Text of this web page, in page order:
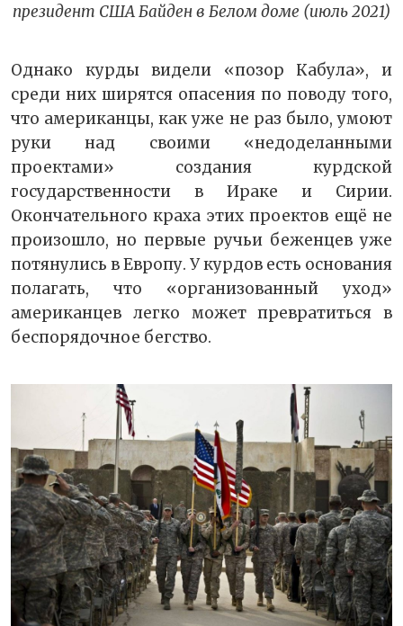
президент США Байден в Белом доме (июль 2021)
Однако курды видели «позор Кабула», и
среди них ширятся опасения по поводу того,
что американцы, как уже не раз было, умоют
руки над своими «недоделанными
проектами» создания курдской
государственности в Ираке и Сирии.
Окончательного краха этих проектов ещё не
произошло, но первые ручьи беженцев уже
потянулись в Европу. У курдов есть основания
полагать, что «организованный уход»
американцев легко может превратиться в
беспорядочное бегство.